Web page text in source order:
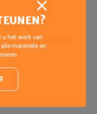
het gehele
het werk van
materiële en